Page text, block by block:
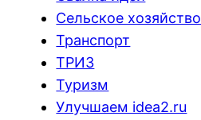
Сельское хозяйство
Транспорт
ТРИЗ
Туризм
Улучшаем idea2.ru